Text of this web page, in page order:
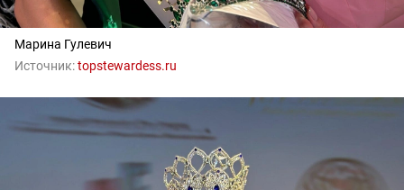
Марина Гулевич
Источник:topstewardess.ru